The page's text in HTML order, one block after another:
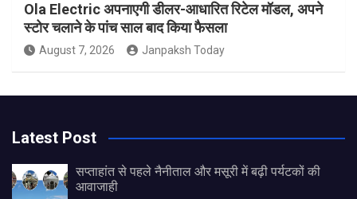
Ola Electric अपनाएगी डीलर-आधारित रिटेल मॉडल, अपने
स्टोर चलाने के पांच साल बाद किया फैसला
August 7, 2026 Janpaksh Today
Latest Post
सप्ताहांत से पहले नैनीताल और मसूरी में बढ़ी पर्यटकों की
आवाजाही